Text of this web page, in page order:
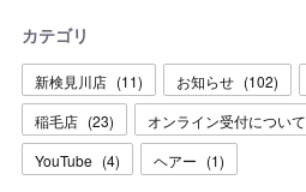
カテゴリ
新検見川店 (11) お知らせ (102)
稲毛店 (23) オンライン受付について
YouTube (4) ヘアー (1)